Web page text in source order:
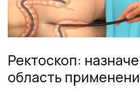
Ректоскоп:
область